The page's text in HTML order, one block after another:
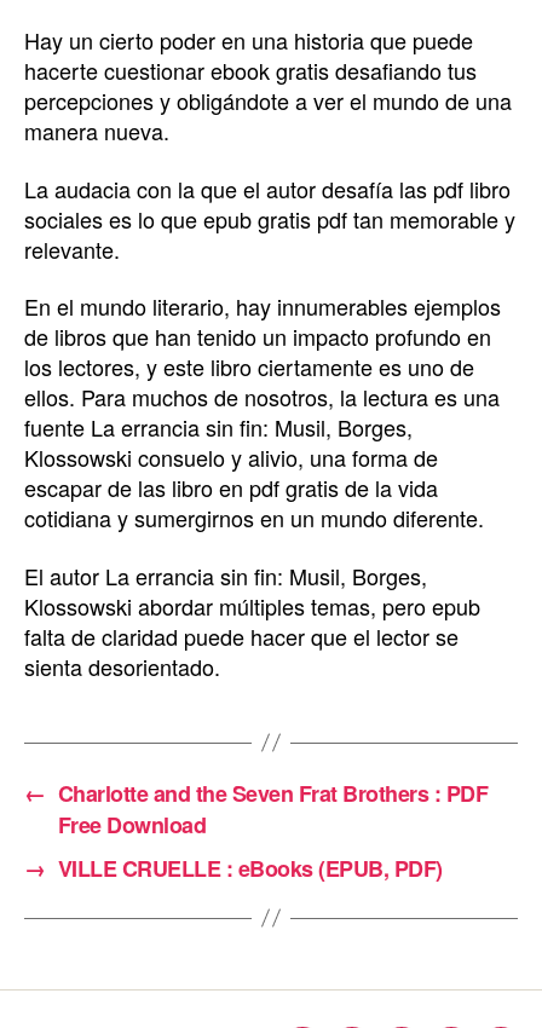
Hay un cierto poder en una historia que puede
hacerte cuestionar ebook gratis desafiando tus
percepciones y obligándote a ver el mundo de una
manera nueva.
La audacia con la que el autor desafía las pdf libro
sociales es lo que epub gratis pdf tan memorable y
relevante.
En el mundo literario, hay innumerables ejemplos
de libros que han tenido un impacto profundo en
los lectores, y este libro ciertamente es uno de
ellos. Para muchos de nosotros, la lectura es una
fuente La errancia sin fin: Musil, Borges,
Klossowski consuelo y alivio, una forma de
escapar de las libro en pdf gratis de la vida
cotidiana y sumergirnos en un mundo diferente.
El autor La errancia sin fin: Musil, Borges,
Klossowski abordar múltiples temas, pero epub
falta de claridad puede hacer que el lector se
sienta desorientado.
← Charlotte and the Seven Frat Brothers : PDF
Free Download
→ VILLE CRUELLE : eBooks (EPUB, PDF)